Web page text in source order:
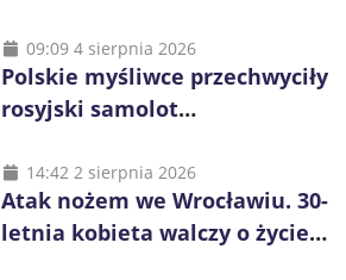
09:09 4 sierpnia 2026
Polskie myśliwce przechwyciły
rosyjski samolot
14:42 2 sierpnia 2026
Atak nożem we Wrocławiu. 30-
letnia kobieta walczy o życie,